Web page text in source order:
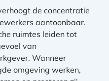
de concentratie
aantoonbaar.
ruimtes leiden tot
van
Wanneer
omgeving werken,